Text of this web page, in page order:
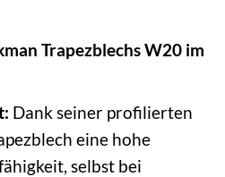
Trapezblechs W20 im
Dank seiner profilierten
eine hohe
selbst bei